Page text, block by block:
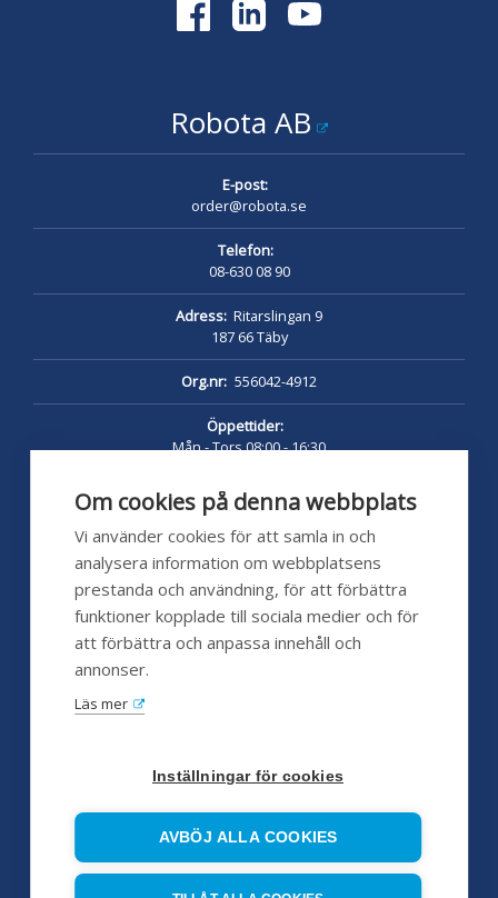
Om cookies på denna webbplats
Vi använder cookies för att samla in och
analysera information om webbplatsens
prestanda och användning, för att förbättra
funktioner kopplade till sociala medier och för
att förbättra och anpassa innehåll och
annonser.
Läs mer
Inställningar för cookies
AVBÖJ ALLA COOKIES
Robota AB
E-post:
order@robota.se
Telefon:
08-630 08 90
Adress: Ritarslingan 9
187 66 Täby
Org.nr: 556042-4912
Öppettider:
Mån - Tors 08:00 - 16:30
Lunch 12:00 - 13:00
pumpshoppen.se 24/7
Kundservice
Försäljningsvillkor
Servicepartners